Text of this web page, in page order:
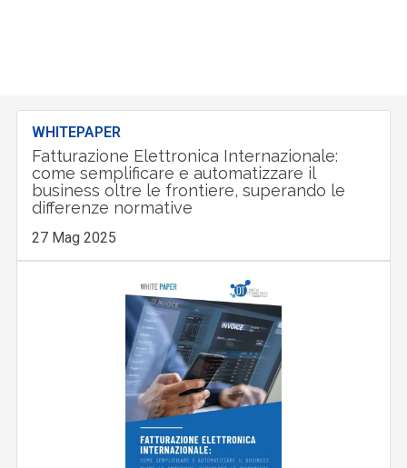
WHITEPAPER
Fatturazione Elettronica Internazionale:
come semplificare e automatizzare il
business oltre le frontiere, superando le
differenze normative
27 Mag 2025